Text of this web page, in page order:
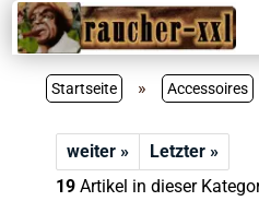
Startseite » Accessoires
weiter »
Letzter »
19Artikel in dieser